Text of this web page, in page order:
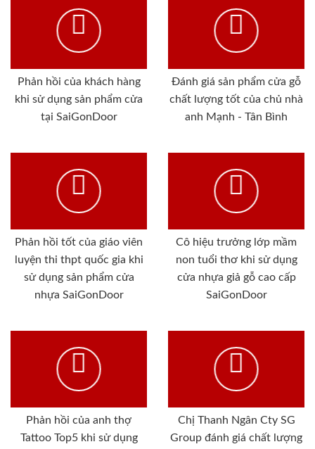
Phản hồi của khách hàng
khi sử dụng sản phẩm cửa
tại SaiGonDoor
Đánh giá sản phẩm cửa gỗ
chất lượng tốt của chủ nhà
anh Mạnh - Tân Bình
Phản hồi tốt của giáo viên
luyện thi thpt quốc gia khi
sử dụng sản phẩm cửa
nhựa SaiGonDoor
Cô hiệu trưởng lớp mầm
non tuổi thơ khi sử dụng
cửa nhựa giả gỗ cao cấp
SaiGonDoor
Phản hồi của anh thợ
Tattoo Top5 khi sử dụng
Chị Thanh Ngân Cty SG
Group đánh giá chất lượng